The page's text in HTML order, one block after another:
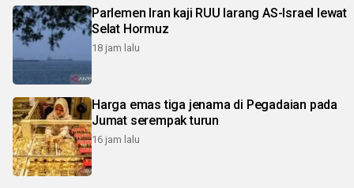
Parlemen Iran kaji RUU larang AS-Israel lewat
Selat Hormuz
18 jam lalu
Harga emas tiga jenama di Pegadaian pada
Jumat serempak turun
16 jam lalu